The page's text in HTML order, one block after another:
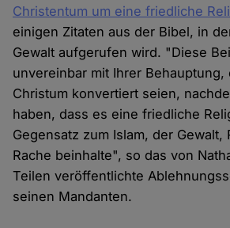
Christentum um eine friedliche
einigen Zitaten aus der Bibel, in
Gewalt aufgerufen wird. "Diese
unvereinbar mit Ihrer Behauptung,
Christum konvertiert seien,
haben, dass es eine friedliche
Gegensatz zum Islam, der Gewalt,
Rache beinhalte", so das von
Teilen veröffentlichte
seinen Mandanten.